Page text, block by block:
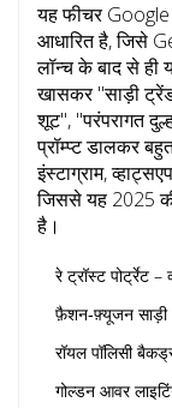
यह फीचर
आधारित है, जिसे
लॉन्च के बाद से ही
खासकर "साड़ी
शूट", "परंपरागत
प्रॉम्प्ट डालकर
इंस्टाग्राम,
जिससे यह 2025
है।
रे ट्रॉस्ट पोर्ट्रेट
फ़ैशन‑फ़्यूजन साड़ी
रॉयल पॉलिसी
गोल्डन आवर